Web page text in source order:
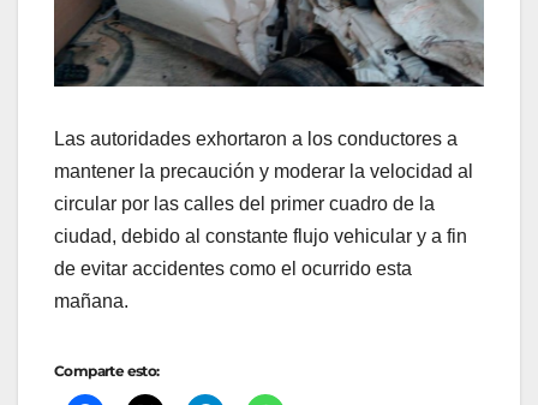
Las autoridades exhortaron a los conductores a
mantener la precaución y moderar la velocidad al
circular por las calles del primer cuadro de la
ciudad, debido al constante flujo vehicular y a fin
de evitar accidentes como el ocurrido esta
mañana.
Comparte esto: